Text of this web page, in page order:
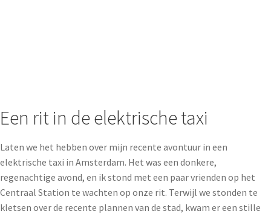
Een rit in de elektrische taxi
Laten we het hebben over mijn recente avontuur in een
elektrische taxi in Amsterdam. Het was een donkere,
regenachtige avond, en ik stond met een paar vrienden op het
Centraal Station te wachten op onze rit. Terwijl we stonden te
kletsen over de recente plannen van de stad, kwam er een stille